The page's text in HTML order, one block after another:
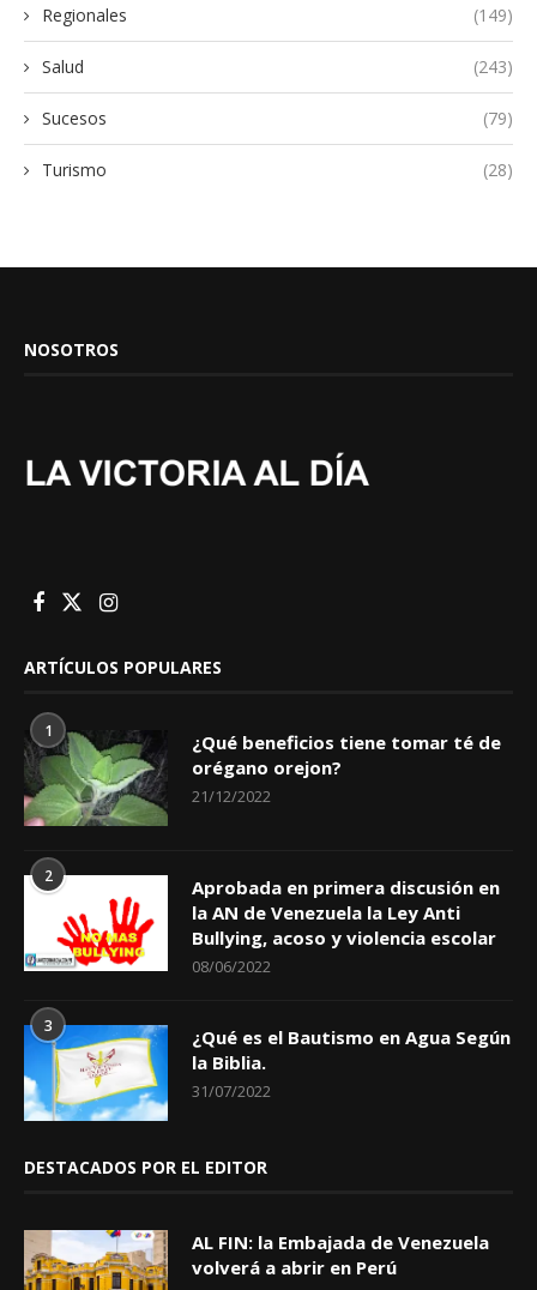
Regionales (149)
Salud (243)
Sucesos (79)
Turismo (28)
NOSOTROS
ARTÍCULOS POPULARES
1
¿Qué beneficios tiene tomar té de
orégano orejon?
21/12/2022
2
Aprobada en primera discusión en
la AN de Venezuela la Ley Anti
Bullying, acoso y violencia escolar
08/06/2022
3
¿Qué es el Bautismo en Agua Según
la Biblia.
31/07/2022
DESTACADOS POR EL EDITOR
AL FIN: la Embajada de Venezuela
volverá a abrir en Perú